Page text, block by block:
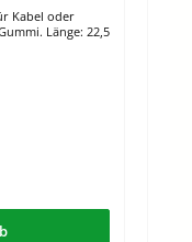
Kabel oder
Länge: 22,5